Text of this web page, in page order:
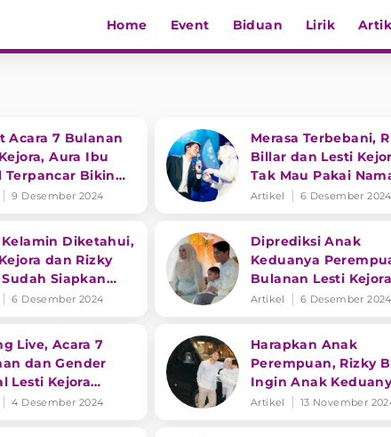
Home Event Biduan Lirik
Acara 7 Bulanan
Aura Ibu
Terpancar Bikin
9 Desember 2024
Merasa Terbebani,
Billar dan Lesti
Tak Mau Pakai
Leslar di Anak Kedua
Artikel 6 Desember 2024
Kelamin Diketahui,
dan Rizky
Siapkan
untuk Sang Putri
6 Desember 2024
Diprediksi Anak
Keduanya
Bulanan Lesti
Rizky Billar
Artikel 6 Desember 2024
Live, Acara 7
dan Gender
Lesti Kejora
5 Desember
4 Desember 2024
Harapkan Anak
Perempuan, Rizky
Ingin Anak
Berprofesi Sebagai
Artikel 13 November